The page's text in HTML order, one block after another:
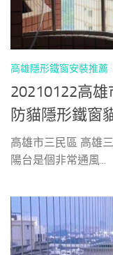
高雄隱形鐵窗安裝推薦
20210122高
防貓隱形鐵窗
高雄市三民區 高雄
陽台是個非常通風...